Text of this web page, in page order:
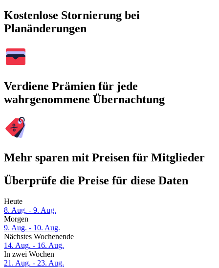
Kostenlose Stornierung bei
Planänderungen
Verdiene Prämien für jede
wahrgenommene Übernachtung
Mehr sparen mit Preisen für Mitglieder
Überprüfe die Preise für diese Daten
Heute
8. Aug. - 9. Aug.
Morgen
9. Aug. - 10. Aug.
Nächstes Wochenende
14. Aug. - 16. Aug.
In zwei Wochen
21. Aug. - 23. Aug.